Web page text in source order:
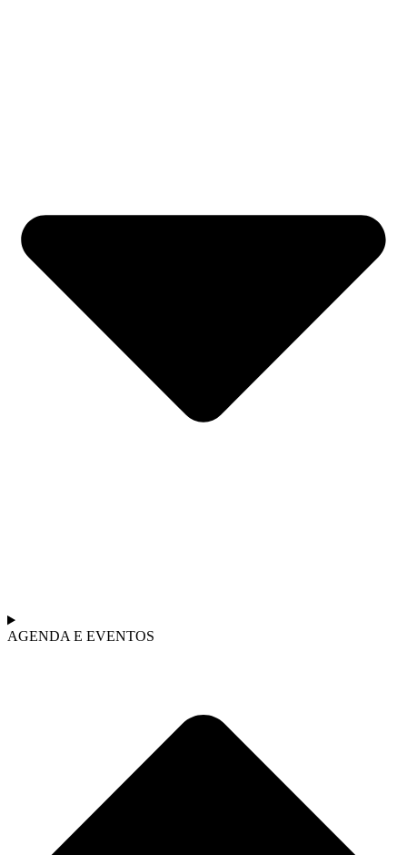
AGENDA E EVENTOS